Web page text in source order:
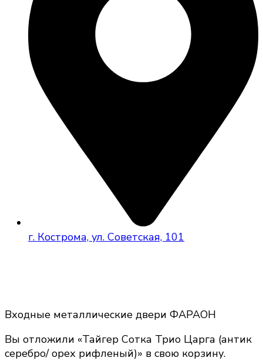
г. Кострома, ул. Советская, 101
Входные металлические двери ФАРАОН
Вы отложили «Тайгер Сотка Трио Царга (антик
серебро/ орех рифленый)» в свою корзину.